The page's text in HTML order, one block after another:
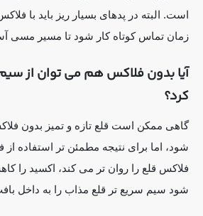
است. البته در پدهای بسیار ریز باید با
زمان تماس کوتاه کار شود تا مسیر مسی
آیا بدون فلاکس هم می توان از
کرد؟
گاهی ممکن است قلع تازه و تمیز بدون
شود، اما برای نتیجه مطمئن تر استفاده
فلاکس قلع را روان تر می کند، اکسید را
شود سیم سریع تر قلع مذاب را به داخل